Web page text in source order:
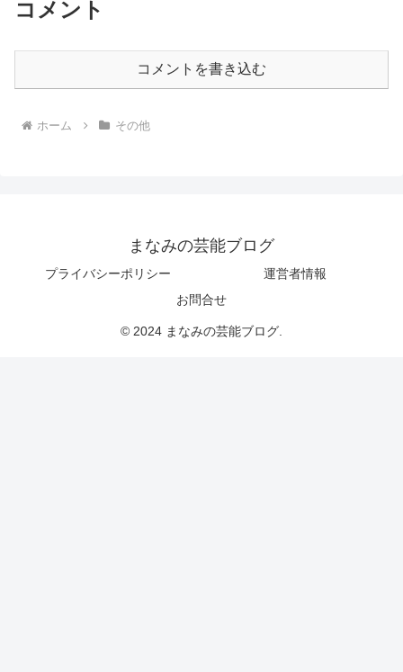
コメント
コメントを書き込む
ホーム その他
まなみの芸能ブログ
プライバシーポリシー
運営者情報
お問合せ
© 2024 まなみの芸能ブログ.